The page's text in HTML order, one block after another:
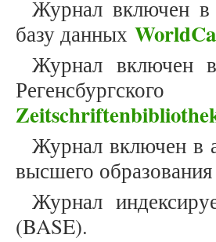
Журнал включен
базу данных
Журнал включен
Журнал включен в
высшего
Журнал
(BASE).